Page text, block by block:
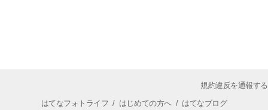
規約違反を通報する
はてなフォトライフ / はじめての方へ/ はてなブログ